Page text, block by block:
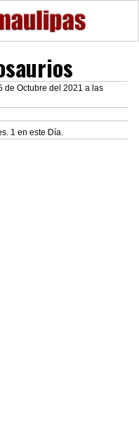
de Octubre del 2021 a las
1 en este Día.